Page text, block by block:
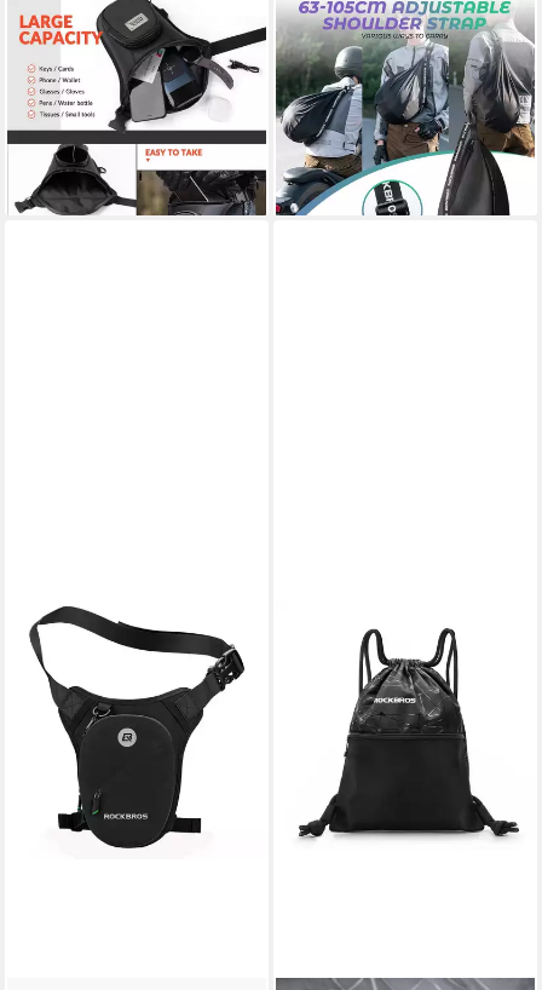
ROCKBROS
Reisetasche Wasserdichte
Beintasche mit abnehmbaren
Gurten universell einsetzbar
37,49 € UVP 46,99 €
-20%
lieferbar - in 5-6 Werktagen bei dir
ROCKBROS
Reisetasche Verstellbare
reflektierende Helmtasche für
Motorrad Fahrrad
26,49 € UVP33,99 €
-22%
lieferbar - in 5-6 Werktagen bei dir